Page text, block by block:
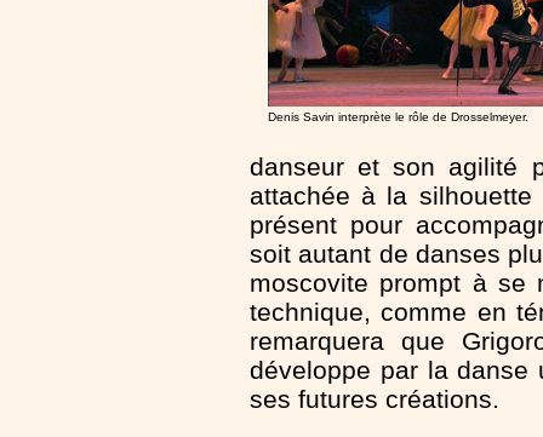
Denis Savin interprète le rôle de Drosselmeyer.
danseur et son agilité
attachée à la
présent pour
soit autant de danses
moscovite prompt à se
technique, comme en
remarquera que
développe par la danse
ses futures créations.